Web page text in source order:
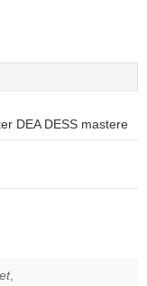
DEA DESS mastere
,